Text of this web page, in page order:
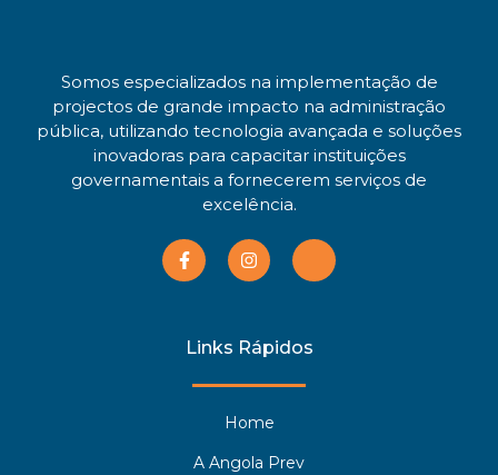
Somos especializados na implementação de
projectos de grande impacto na administração
pública, utilizando tecnologia avançada e soluções
inovadoras para capacitar instituições
governamentais a fornecerem serviços de
excelência.
Links Rápidos
Home
A Angola Prev